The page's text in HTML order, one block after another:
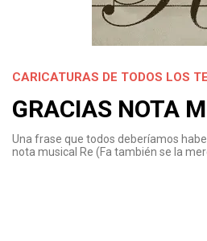
CARICATURAS DE TODOS LOS
GRACIAS NOTA
Una frase que todos deberíamos
nota musical Re (Fa también se la